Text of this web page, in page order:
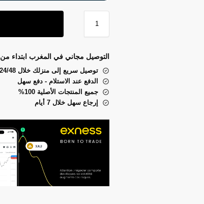
التوصيل مجاني في المغرب ابتداء من 1000 درهم.
توصيل سريع إلى منزلك خلال 24/48 ساعة!
الدفع عند الاستلام - دفع سهل
جميع المنتجات الأصلية 100%
إرجاع سهل خلال 7 أيام